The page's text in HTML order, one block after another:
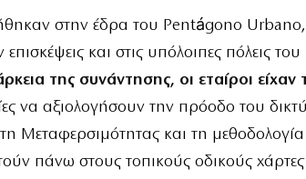
στην έδρα του Pentágono
και στις υπόλοιπες πόλεις
της συνάντησης, οι εταίροι είχαν
να αξιολογήσουν την πρόοδο του
Μεταφερσιμότητας και τη
πάνω στους τοπικούς οδικούς χάρτες